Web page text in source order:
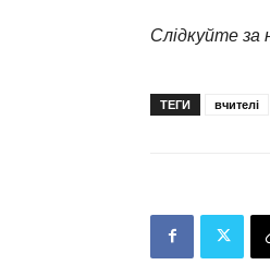
Слідкуйте за
ТЕГИ вчителі